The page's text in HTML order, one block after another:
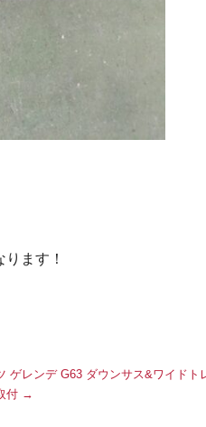
ます！
ゲレンデ G63 ダウンサス&ワイドト
付 →